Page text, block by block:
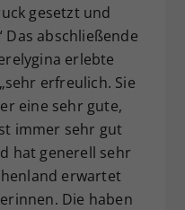
gesetzt und
abschließende
erlebte
erfreulich. Sie
eine sehr gute,
immer sehr gut
hat generell sehr
erwartet
Die haben